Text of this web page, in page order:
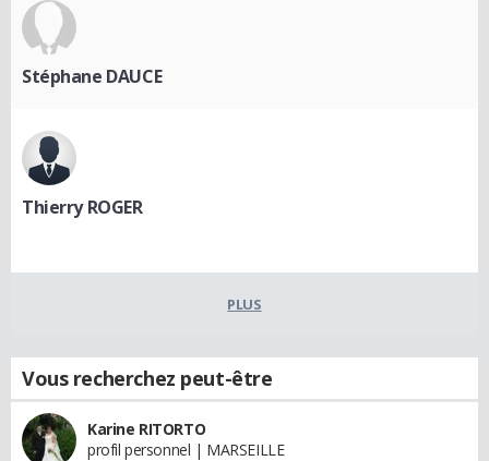
Stéphane DAUCE
Thierry ROGER
PLUS
Vous recherchez peut-être
Karine RITORTO
profil personnel | MARSEILLE